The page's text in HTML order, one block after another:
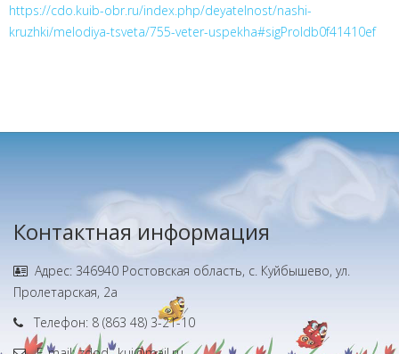
https://cdo.kuib-obr.ru/index.php/deyatelnost/nashi-
kruzhki/melodiya-tsveta/755-veter-uspekha#sigProIdb0f41410ef
Контактная информация
Адрес: 346940 Ростовская область, с. Куйбышево, ул.
Пролетарская, 2а
Телефон: 8 (863 48) 3-21-10